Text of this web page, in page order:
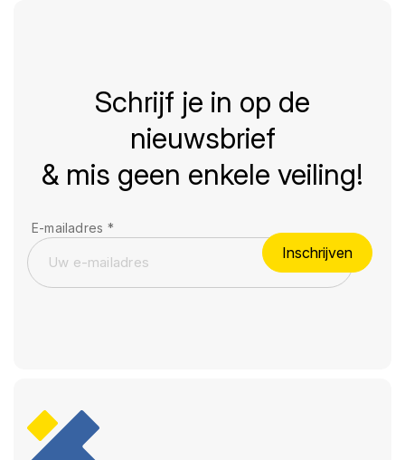
Schrijf je in op de
nieuwsbrief
& mis geen enkele veiling!
E-mailadres *
Inschrijven